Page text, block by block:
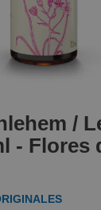
/
- Flores